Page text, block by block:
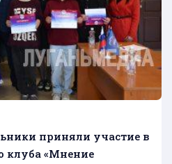
приняли участие в
клуба «Мнение